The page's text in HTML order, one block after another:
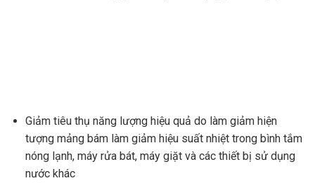
Giảm tiêu thụ năng lượng hiệu quả do làm giảm hiện
tượng mảng bám làm giảm hiệu suất nhiệt trong bình tắm
nóng lạnh, máy rửa bát, máy giặt và các thiết bị sử dụng
nước khác